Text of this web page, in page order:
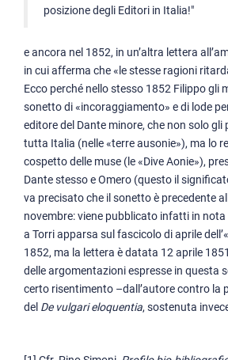
posizione degli Editori in Italia!"
e ancora nel 1852, in un’altra lettera
in cui afferma che «le stesse ragioni
Ecco perché nello stesso 1852 Filippo gli
sonetto di «incoraggiamento» e di lode
editore del Dante minore, che non solo gli
tutta Italia (nelle «terre ausonie»), ma lo
cospetto delle muse (le «Dive Aonie»),
Dante stesso e Omero (questo il
va precisato che il sonetto è precedente
novembre: viene pubblicato infatti in
a Torri apparsa sul fascicolo di aprile
1852, ma la lettera è datata 12 aprile
delle argomentazioni espresse in questa
certo risentimento –dall’autore contro la
del De vulgari eloquentia, sostenuta